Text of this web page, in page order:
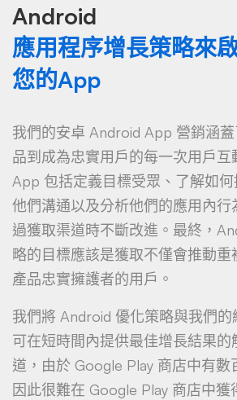
Android
應用程序增長策略來
您的App
我們的安卓 Android App 營銷涵
品到成為忠實用戶的每一次用戶互
App 包括定義目標受眾、了解如
他們溝通以及分析他們的應用內行
過獲取渠道時不斷改進。最終，
略的目標應該是獲取不僅會推動重
產品忠實擁護者的用戶。
我們將 Android 優化策略與我們
可在短時間內提供最佳增長結果的
道，由於 Google Play 商店中有數
因此很難在 Google Play 商店中獲